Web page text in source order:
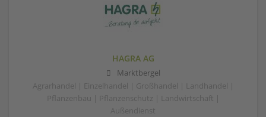
HAGRA AG
Marktbergel
Agrarhandel | Einzelhandel | Großhandel | Landhandel |
Pflanzenbau | Pflanzenschutz | Landwirtschaft |
Außendienst